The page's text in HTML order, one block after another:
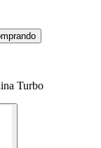
Turbo